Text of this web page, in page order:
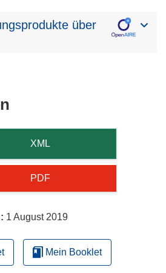
über
der
Seite
herunterladen
XML
PDF
1 August 2019
Mein Booklet